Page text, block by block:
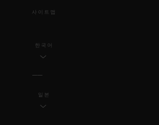
사이트맵
한국어
일본